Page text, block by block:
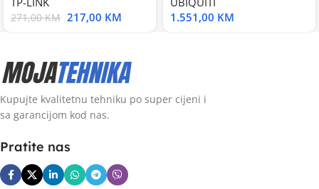
271,00KM 217,00 KM
1.551,00 KM
Kupujte kvalitetnu tehniku po super cijeni i
sa garancijom kod nas.
Pratite nas